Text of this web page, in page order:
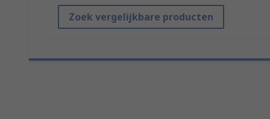
Zoek vergelijkbare producten